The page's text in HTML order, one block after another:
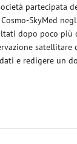
partecipata
SkyMed
dopo poco
e redigere un